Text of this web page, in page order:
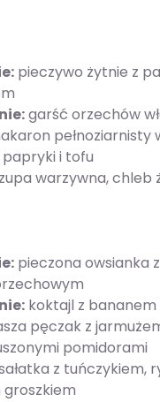
pieczywo żytnie z
garść orzechów
pełnoziarnisty
i tofu
zupa warzywna, chleb
pieczona owsianka
koktajl z
pęczak z
pomidorami
z tuńczykiem,
groszkiem